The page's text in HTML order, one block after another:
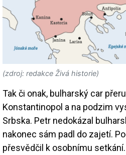
(zdroj: redakce Živá historie)
Tak či onak, bulharský car
Konstantinopol a na podzim
Srbska. Petr nedokázal
nakonec sám padl do zajetí.
přesvědčil k osobnímu